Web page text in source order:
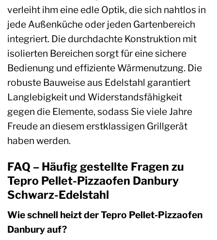
verleiht ihm eine edle Optik, die sich nahtlos in
jede Außenküche oder jeden Gartenbereich
integriert. Die durchdachte Konstruktion mit
isolierten Bereichen sorgt für eine sichere
Bedienung und effiziente Wärmenutzung. Die
robuste Bauweise aus Edelstahl garantiert
Langlebigkeit und Widerstandsfähigkeit
gegen die Elemente, sodass Sie viele Jahre
Freude an diesem erstklassigen Grillgerät
haben werden.
FAQ – Häufig gestellte Fragen zu
Tepro Pellet-Pizzaofen Danbury
Schwarz-Edelstahl
Wie schnell heizt der Tepro Pellet-Pizzaofen
Danbury auf?